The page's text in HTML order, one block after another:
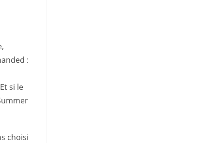
:
si le
choisi